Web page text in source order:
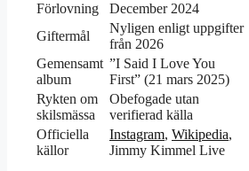
Förlovning
December 2024
Giftermål
Nyligen enligt uppgifter
från 2026
Gemensamt
album
”I Said I Love You
First” (21 mars 2025)
Rykten om
skilsmässa
Obefogade utan
verifierad källa
Officiella
källor
Instagram, Wikipedia,
Jimmy Kimmel Live